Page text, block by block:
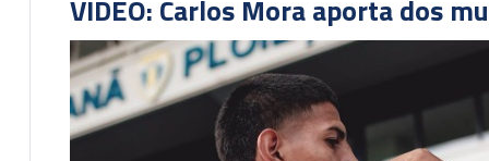
VIDEO: Carlos Mora aporta dos